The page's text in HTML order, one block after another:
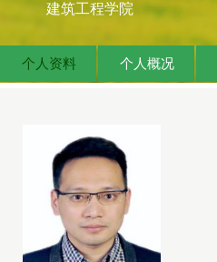
建筑工程学院
个人资料 个人概况